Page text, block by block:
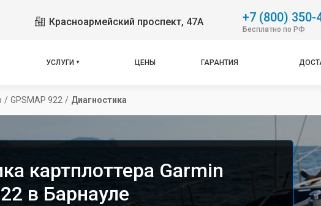
Красноармейский проспект, 47А +7 (800) 350-
Бесплатно по РФ
УСЛУГИ ЦЕНЫ ГАРАНТИЯ
/ GPSMAP 922 / Диагностика
картплоттера Garmin
в Барнауле